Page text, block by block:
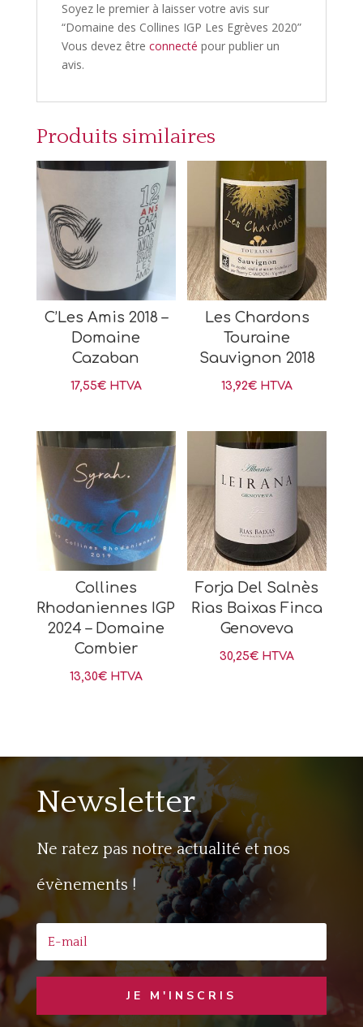
Soyez le premier à laisser votre avis sur
“Domaine des Collines IGP Les Egrèves 2020”
Vous devez être connecté pour publier un
avis.
Produits similaires
C’Les Amis 2018 –
Domaine
Cazaban
17,55€ HTVA
Les Chardons
Touraine
Sauvignon 2018
13,92€ HTVA
Collines
Rhodaniennes IGP
2024 – Domaine
Combier
13,30€ HTVA
Forja Del Salnès
Rias Baixas Finca
Genoveva
30,25€ HTVA
Newsletter
Ne ratez pas notre actualité et nos
évènements !
JE M'INSCRIS